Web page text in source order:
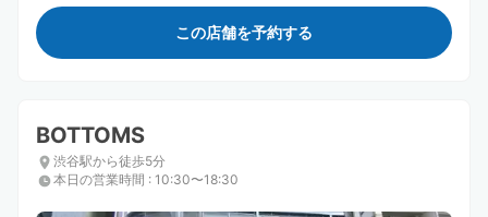
この店舗を予約する
BOTTOMS
渋谷駅から徒歩5分
本日の営業時間 : 10:30〜18:30